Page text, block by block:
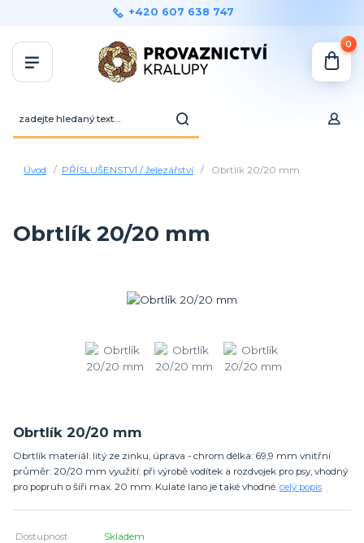
+420 607 638 747
0
Úvod PŘÍSLUŠENSTVÍ / železářství Obrtlík 20/20 mm
Obrtlík 20/20 mm
Obrtlík 20/20 mm
Obrtlík materiál: litý ze zinku, úprava - chrom délka: 69,9 mm vnitřní
průměr: 20/20 mm využití: při výrobě vodítek a rozdvojek pro psy, vhodný
pro popruh o šíři max. 20 mm. Kulaté lano je také vhodné. celý popis
Dostupnost Skladem